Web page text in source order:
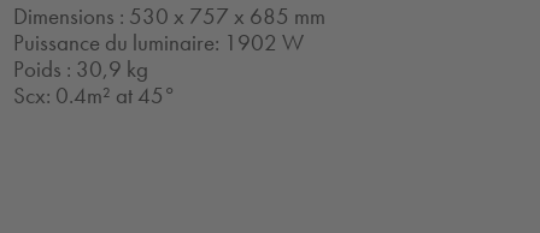
Dimensions : 530 x 757 x 685 mm
Puissance du luminaire: 1902 W
Poids : 30,9 kg
Scx: 0.4m² at 45°